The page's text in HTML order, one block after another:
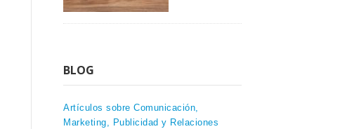
BLOG
Artículos sobre Comunicación,
Marketing, Publicidad y Relaciones